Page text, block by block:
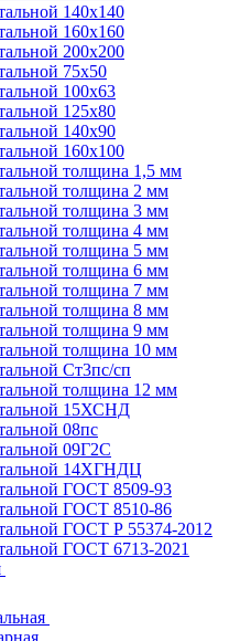
140х140
160х160
200х200
75х50
100х63
125х80
140х90
160х100
толщина 1,5 мм
толщина 2 мм
толщина 3 мм
толщина 4 мм
толщина 5 мм
толщина 6 мм
толщина 7 мм
толщина 8 мм
толщина 9 мм
толщина 10 мм
Ст3пс/сп
толщина 12 мм
15ХСНД
08пс
09Г2С
14ХГНДЦ
ГОСТ 8509-93
ГОСТ 8510-86
ГОСТ Р 55374-2012
ГОСТ 6713-2021